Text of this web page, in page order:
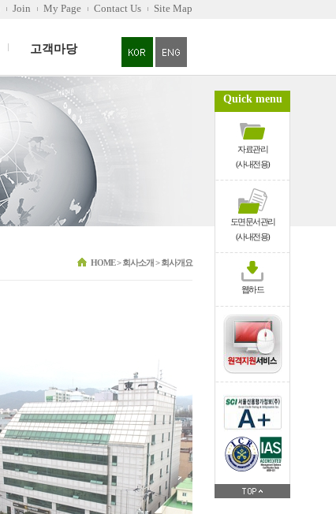
Join My Page Contact Us Site Map
고객마당
Quick menu
자료관리
(사내전용)
도면문서관리
(사내전용)
웹하드
HOME > 회사소개 > 회사개요